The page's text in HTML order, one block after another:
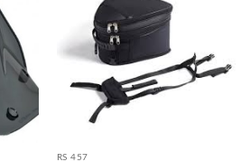
RS 457